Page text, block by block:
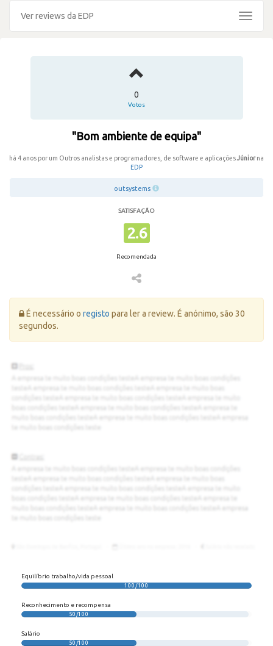
Ver reviews da EDP
Toggle
0
Votos
"Bom ambiente de equipa"
há 4 anos por um Outros analistas e programadores, de software e aplicaçõesJúniorna
EDP
outsystems
SATISFAÇÃO
2.6
Recomendada
Erro:
É necessário o registo para ler a review. É anónimo, são 30
segundos.
Equilíbrio trabalho/vida pessoal
100/100
Reconhecimento e recompensa
50/100
Salário
50/100